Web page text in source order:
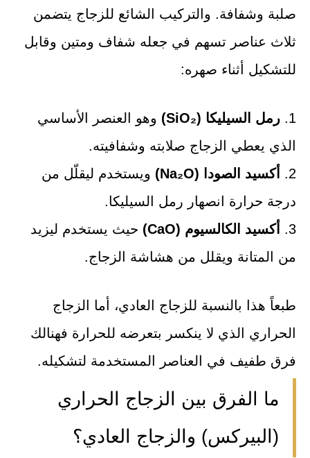
صلبة وشفافة. والتركيب الشائع للزجاج يتضمن
ثلاث عناصر تسهم في جعله شفاف ومتين وقابل
للتشكيل أثناء صهره:
1. رمل السيليكا (SiO₂)
وهو العنصر الأساسي
الذي يعطي الزجاج صلابته وشفافيته.
2.
أكسيد الصودا (Na₂O)
ويستخدم ليقلّل من
درجة حرارة انصهار رمل السيليكا.
3.
أكسيد الكالسيوم (CaO)
حيث يستخدم ليزيد
من المتانة ويقلل من هشاشة الزجاج.
طبعاً هذا بالنسبة للزجاج العادي، أما الزجاج
الحراري الذي لا ينكسر بتعرضه للحرارة فهنالك
فرق طفيف في العناصر المستخدمة لتشكيله.
ما الفرق بين الزجاج الحراري
(البيركس) والزجاج العادي؟